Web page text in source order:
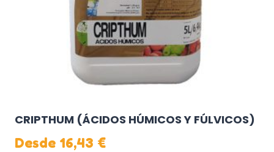
CRIPTHUM (ÁCIDOS HÚMICOS Y FÚLVICOS)
Desde 16,43 €